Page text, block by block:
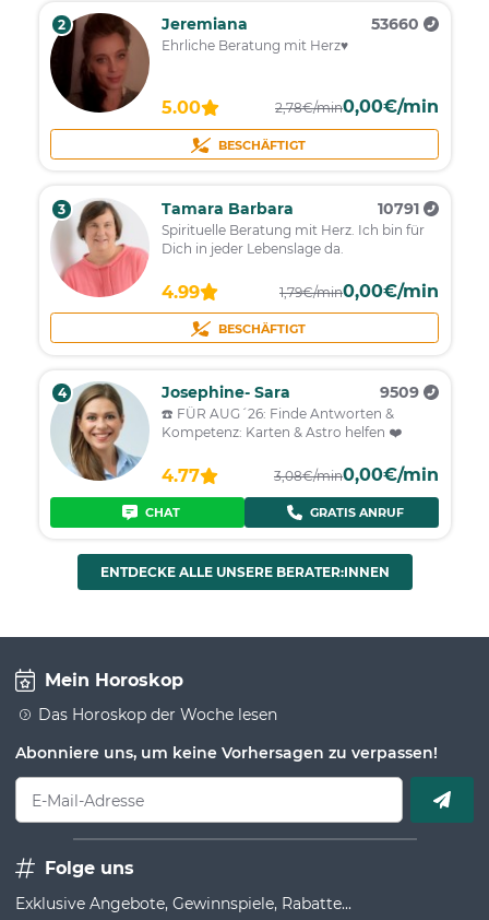
2 Jeremiana 53660
Ehrliche Beratung mit Herz♥
5.00 2,78€/min0,00€/min
BESCHÄFTIGT
3 Tamara Barbara 10791
Spirituelle Beratung mit Herz. Ich bin für
Dich in jeder Lebenslage da.
4.99 1,79€/min0,00€/min
BESCHÄFTIGT
4 Josephine- Sara 9509
☎️ FÜR AUG´26: Finde Antworten &
Kompetenz: Karten & Astro helfen ❤️
4.77 3,08€/min0,00€/min
CHAT GRATIS ANRUF
ENTDECKE ALLE UNSERE BERATER:INNEN
Mein Horoskop
Das Horoskop der Woche lesen
Abonniere uns, um keine Vorhersagen zu verpassen!
E-Mail-Adresse
Folge uns
Exklusive Angebote, Gewinnspiele, Rabatte...